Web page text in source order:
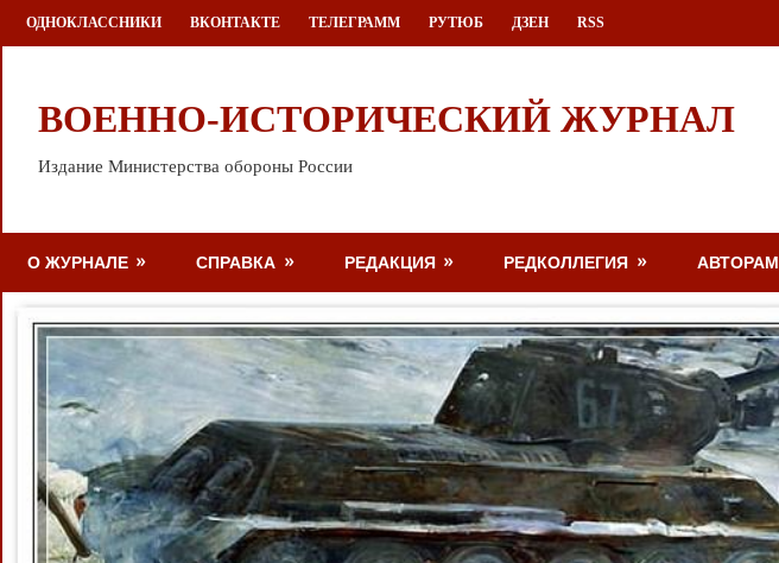
Перейти
к
ОДНОКЛАССНИКИ ВКОНТАКТЕ ТЕЛЕГРАММ РУТЮБ ДЗЕН RSS
ВОЕННО-ИСТОРИЧЕСКИЙ ЖУРНАЛ
Издание Министерства обороны России
О ЖУРНАЛЕ СПРАВКА РЕДАКЦИЯ РЕДКОЛЛЕГИЯ АВТОРАМ